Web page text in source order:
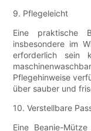
9. Pflegeleicht
Eine praktische
insbesondere im
erforderlich sein
Pflegehinweise
über sauber und
10. Verstellbare
Eine Beanie-